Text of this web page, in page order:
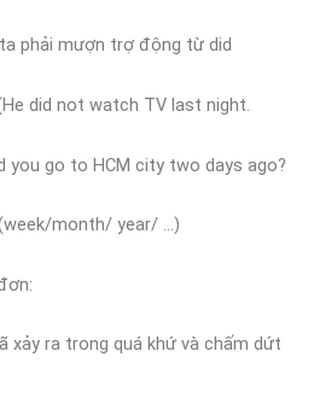
phải mượn trợ động từ did
did not watch TV last night.
you go to HCM city two days ago?
month/ year/ …)
xảy ra trong quá khứ và chấm dứt